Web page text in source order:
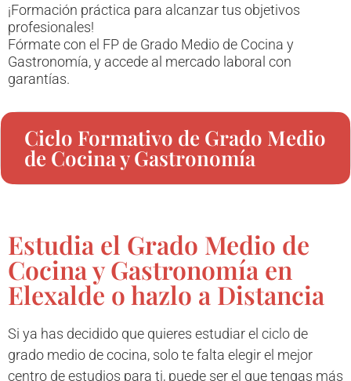
¡Formación práctica para alcanzar tus objetivos
profesionales!
Fórmate con el FP de Grado Medio de Cocina y
Gastronomía, y accede al mercado laboral con
garantías.
Ciclo Formativo de Grado Medio
de Cocina y Gastronomía
Estudia el Grado Medio de
Cocina y Gastronomía en
Elexalde o hazlo a Distancia
Si ya has decidido que quieres estudiar el ciclo de
grado medio de cocina, solo te falta elegir el mejor
centro de estudios para ti, puede ser el que tengas más